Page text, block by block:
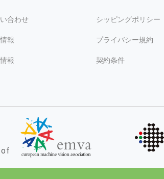
合わせ
報
報
シッピングポリシー
プライバシー規約
契約条件
of